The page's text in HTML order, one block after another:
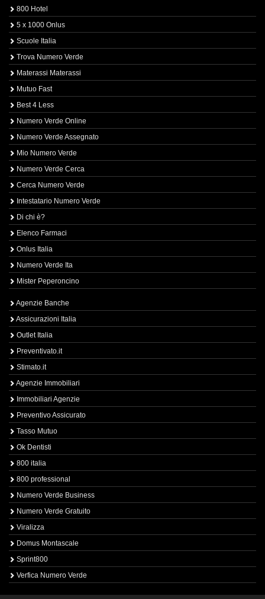
800 Hotel
5 x 1000 Onlus
Scuole Italia
Trova Numero Verde
Materassi Materassi
Mutuo Fast
Best 4 Less
Numero Verde Online
Numero Verde Assegnato
Mio Numero Verde
Numero Verde Cerca
Cerca Numero Verde
Intestatario Numero Verde
Di chi è?
Elenco Farmaci
Onlus Italia
Numero Verde Ita
Mister Peperoncino
Agenzie Banche
Assicurazioni Italia
Outlet Italia
Preventivato.it
Stimato.it
Agenzie Immobiliari
Immobiliari Agenzie
Preventivo Assicurato
Tasso Mutuo
Ok Dentisti
800 italia
800 professional
Numero Verde Business
Numero Verde Gratuito
Viralizza
Domus Montascale
Sprint800
Verfica Numero Verde